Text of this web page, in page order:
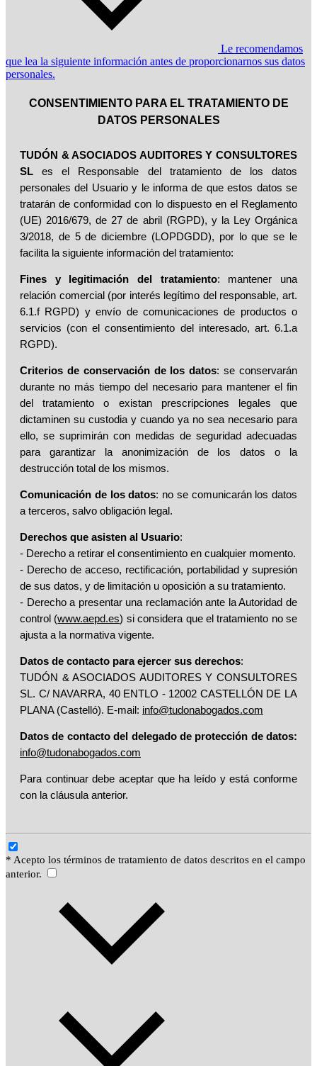
Le recomendamos
que lea la siguiente información antes de proporcionarnos sus datos
personales.
CONSENTIMIENTO PARA EL TRATAMIENTO DE
DATOS PERSONALES
TUDÓN & ASOCIADOS AUDITORES Y CONSULTORES
SL es el Responsable del tratamiento de los datos
personales del Usuario y le informa de que estos datos se
tratarán de conformidad con lo dispuesto en el Reglamento
(UE) 2016/679, de 27 de abril (RGPD), y la Ley Orgánica
3/2018, de 5 de diciembre (LOPDGDD), por lo que se le
facilita la siguiente información del tratamiento:
Fines y legitimación del tratamiento: mantener una
relación comercial (por interés legítimo del responsable, art.
6.1.f RGPD) y envío de comunicaciones de productos o
servicios (con el consentimiento del interesado, art. 6.1.a
RGPD).
Criterios de conservación de los datos: se conservarán
durante no más tiempo del necesario para mantener el fin
del tratamiento o existan prescripciones legales que
dictaminen su custodia y cuando ya no sea necesario para
ello, se suprimirán con medidas de seguridad adecuadas
para garantizar la anonimización de los datos o la
destrucción total de los mismos.
Comunicación de los datos: no se comunicarán los datos
a terceros, salvo obligación legal.
Derechos que asisten al Usuario:
- Derecho a retirar el consentimiento en cualquier momento.
- Derecho de acceso, rectificación, portabilidad y supresión
de sus datos, y de limitación u oposición a su tratamiento.
- Derecho a presentar una reclamación ante la Autoridad de
control (www.aepd.es) si considera que el tratamiento no se
ajusta a la normativa vigente.
Datos de contacto para ejercer sus derechos:
TUDÓN & ASOCIADOS AUDITORES Y CONSULTORES
SL. C/ NAVARRA, 40 ENTLO - 12002 CASTELLÓN DE LA
PLANA (Castelló). E-mail: info@tudonabogados.com
Datos de contacto del delegado de protección de datos:
info@tudonabogados.com
Para continuar debe aceptar que ha leído y está conforme
con la cláusula anterior.
* Acepto los términos de tratamiento de datos descritos en el campo
anterior.